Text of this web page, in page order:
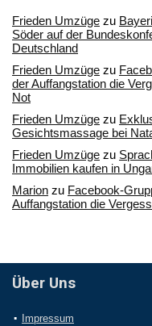
Frieden Umzüge zu
Söder auf der
Deutschland
Frieden Umzüge zu
der Auffangstation die
Not
Frieden Umzüge zu
Gesichtsmassage bei
Frieden Umzüge zu
Immobilien kaufen in
Marion zu Facebook-
Auffangstation die
Über Uns
Impressum